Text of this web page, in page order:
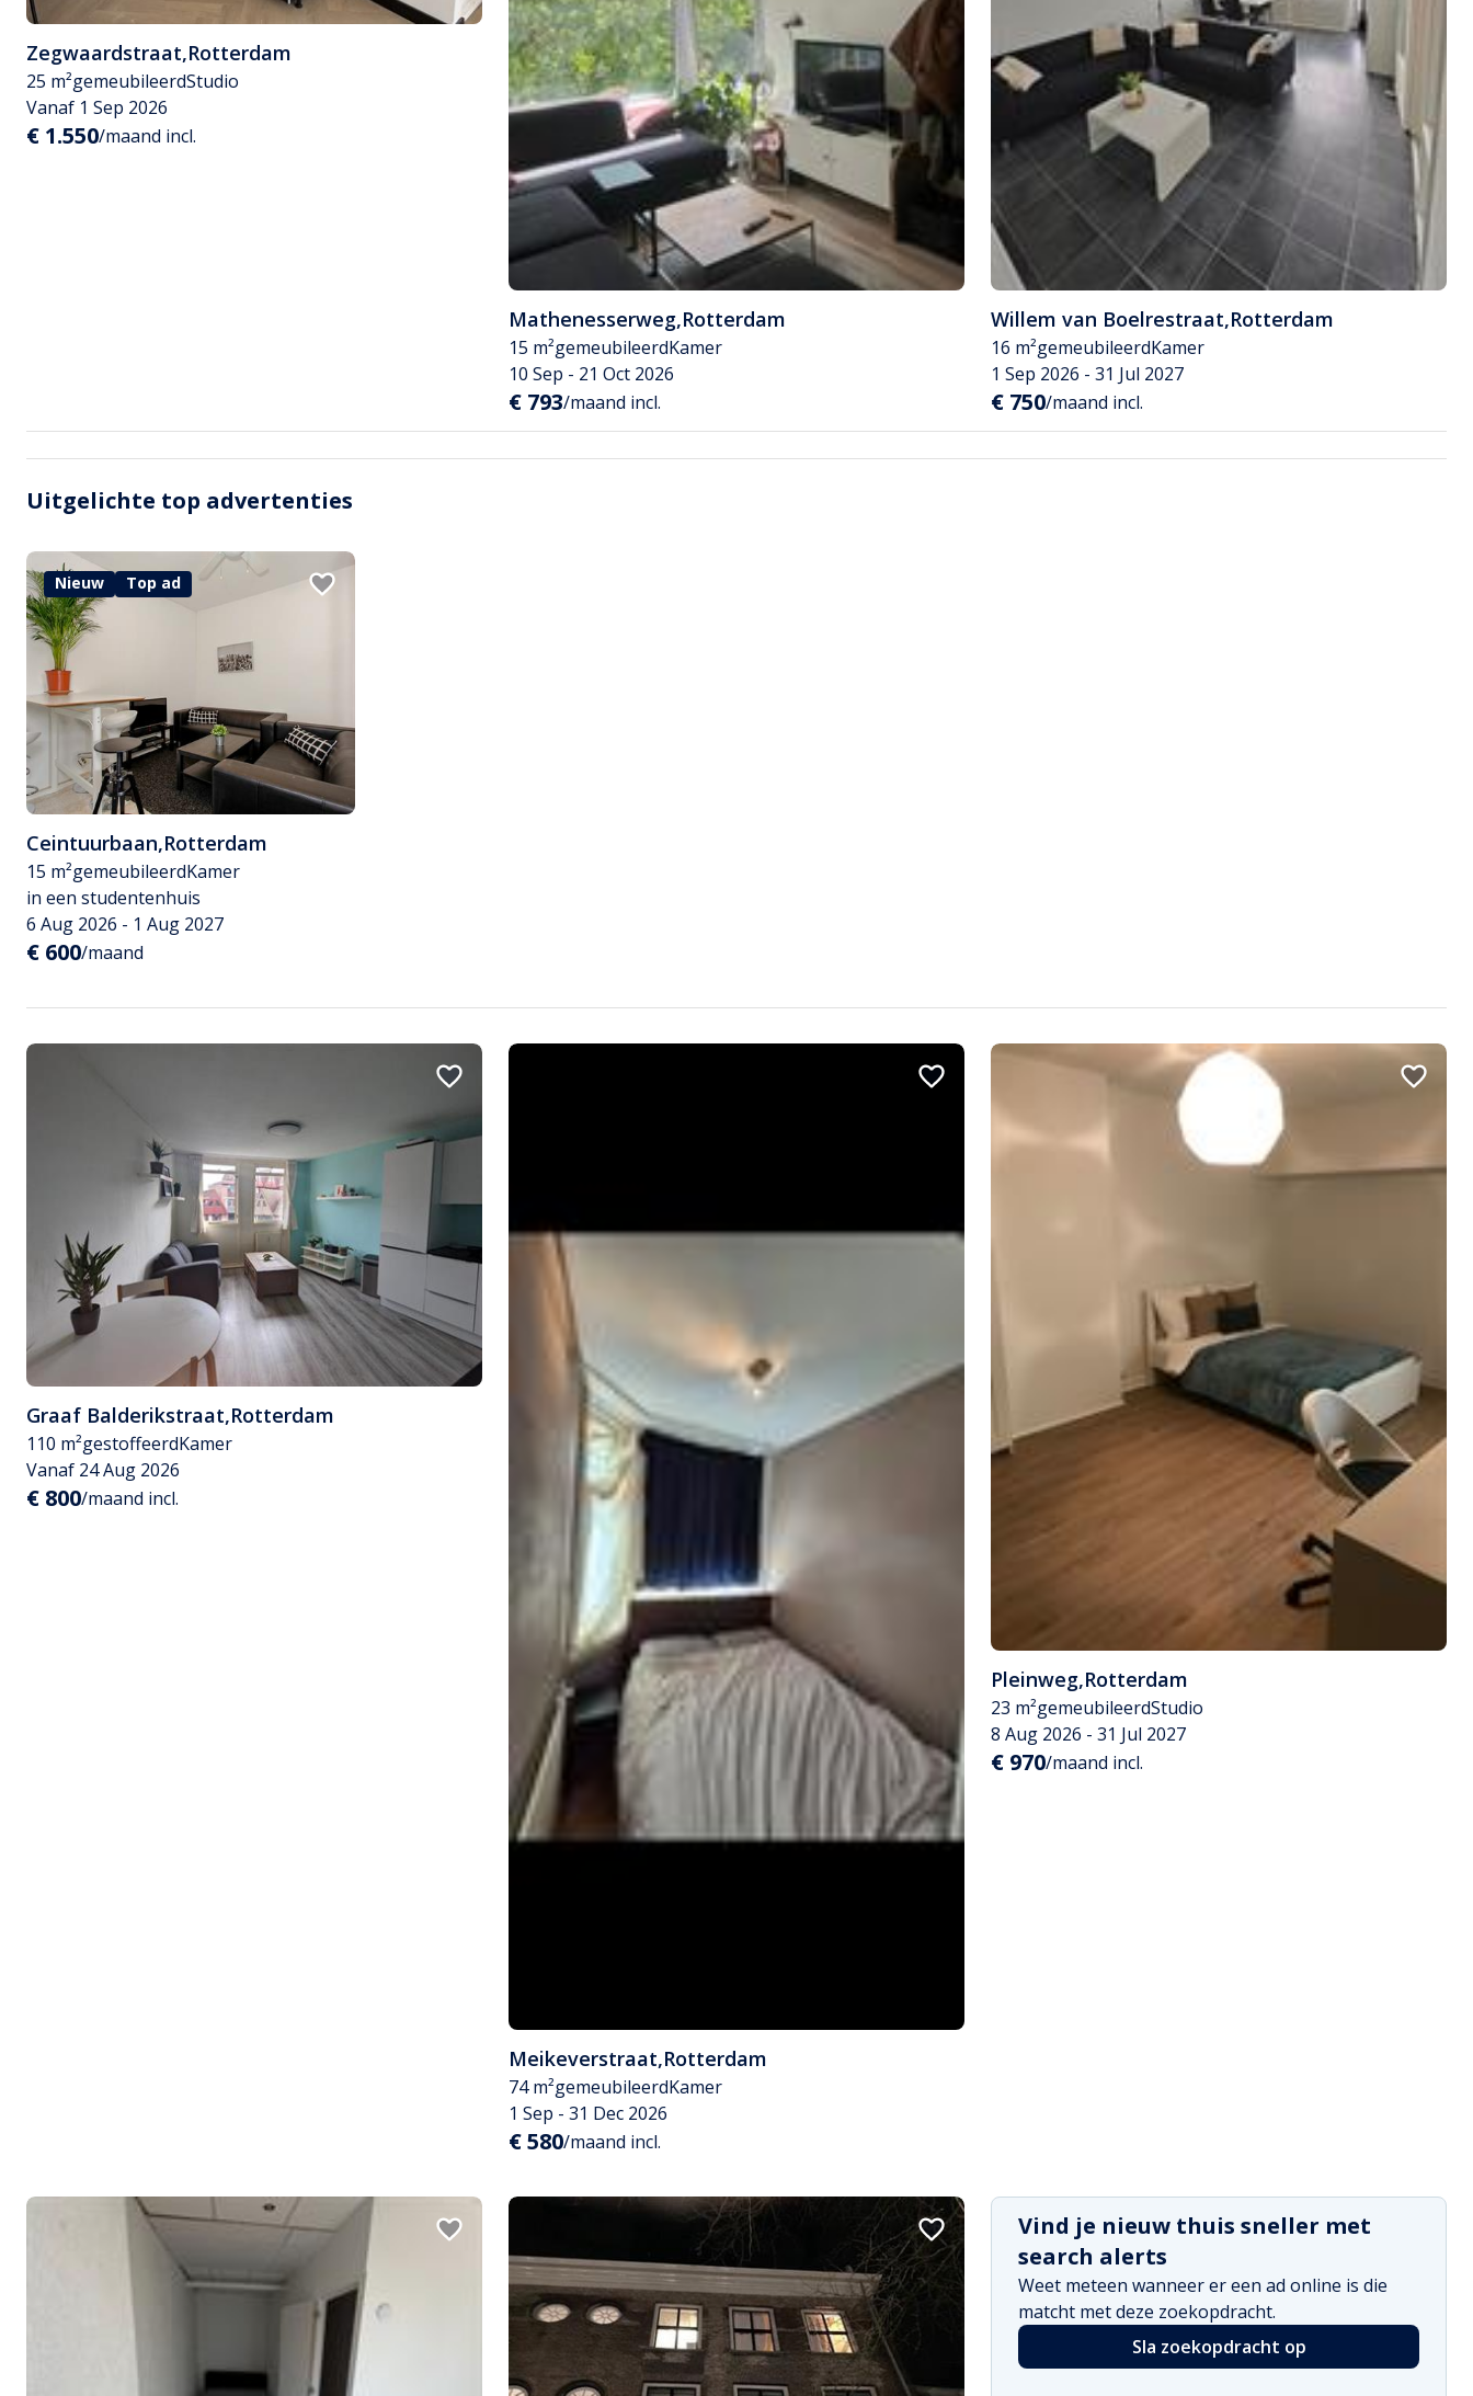
Zegwaardstraat,Rotterdam
25 m²gemeubileerdStudio
Vanaf 1 Sep 2026
€ 1.550/maand incl.
Mathenesserweg,Rotterdam
15 m²gemeubileerdKamer
10 Sep - 21 Oct 2026
€ 793/maand incl.
Willem van Boelrestraat,Rotterdam
16 m²gemeubileerdKamer
1 Sep 2026 - 31 Jul 2027
€ 750/maand incl.
Uitgelichte top advertenties
Nieuw Top ad
Ceintuurbaan,Rotterdam
15 m²gemeubileerdKamer
in een studentenhuis
6 Aug 2026 - 1 Aug 2027
€ 600/maand
Graaf Balderikstraat,Rotterdam
110 m²gestoffeerdKamer
Vanaf 24 Aug 2026
€ 800/maand incl.
Meikeverstraat,Rotterdam
74 m²gemeubileerdKamer
1 Sep - 31 Dec 2026
€ 580/maand incl.
Pleinweg,Rotterdam
23 m²gemeubileerdStudio
8 Aug 2026 - 31 Jul 2027
€ 970/maand incl.
Vind je nieuw thuis sneller met
search alerts
Weet meteen wanneer er een ad online is die
matcht met deze zoekopdracht.
Sla zoekopdracht op